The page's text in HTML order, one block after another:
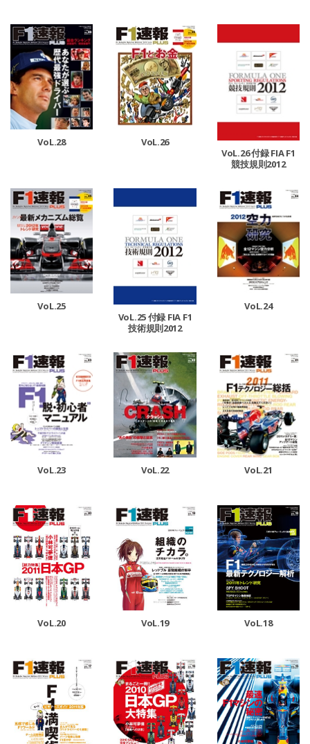
VoL.28
VoL.26
VoL.26 付録 FIA F1
競技規則2012
VoL.25
VoL.25 付録 FIA F1
技術規則2012
VoL.24
VoL.23 VoL.22 VoL.21
VoL.20 VoL.19 VoL.18